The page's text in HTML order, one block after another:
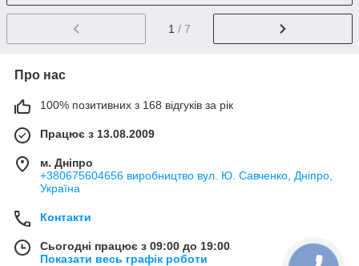
1 / 7
Про нас
100% позитивних з 168 відгуків за рік
Працює з 13.08.2009
м. Дніпро
+380675604656 виробництво вул. Ю. Савченко, Дніпро,
Україна
Контакти
Сьогодні працює з 09:00 до 19:00
Показати весь графік роботи